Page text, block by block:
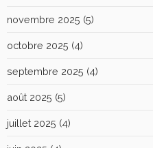
novembre 2025 (5)
octobre 2025 (4)
septembre 2025 (4)
août 2025 (5)
juillet 2025 (4)